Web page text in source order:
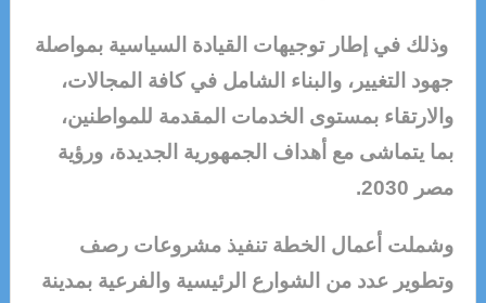
وذلك في إطار توجيهات القيادة السياسية بمواصلة
جهود التغيير، والبناء الشامل في كافة المجالات،
والارتقاء بمستوى الخدمات المقدمة للمواطنين،
بما يتماشى مع أهداف الجمهورية الجديدة، ورؤية
مصر 2030.
وشملت أعمال الخطة تنفيذ مشروعات رصف
وتطوير عدد من الشوارع الرئيسية والفرعية بمدينة